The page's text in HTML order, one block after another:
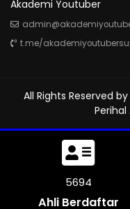
Akademi Youtuber
t.me/
All Rights Reserved by
Perihal
6093
Ahli Berdaftar